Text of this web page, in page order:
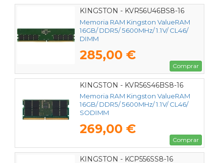
KINGSTON - KVR56U46BS8-16
Memoria RAM Kingston ValueRAM
16GB/ DDR5/ 5600MHz/ 1.1V/ CL46/
DIMM
285,00 €
Comprar
KINGSTON - KVR56S46BS8-16
Memoria RAM Kingston ValueRAM
16GB/ DDR5/ 5600MHz/ 1.1V/ CL46/
SODIMM
269,00 €
Comprar
KINGSTON - KCP556SS8-16